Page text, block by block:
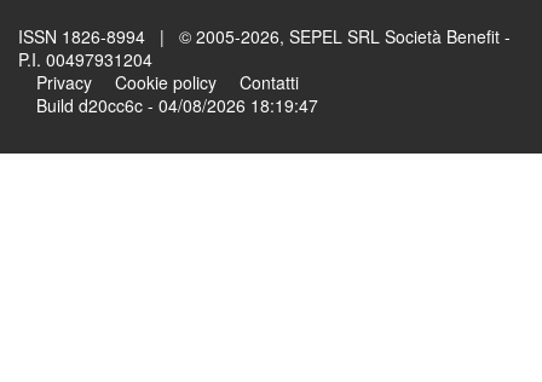
ISSN 1826-8994 | © 2005-2026, SEPEL SRL Società Benefit -
P.I. 00497931204
Privacy
Cookie policy
Contatti
Build d20cc6c - 04/08/2026 18:19:47